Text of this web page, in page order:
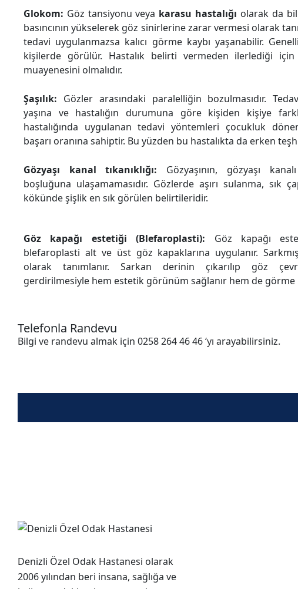
Glokom: Göz tansiyonu veya karasu hastalığı olarak da
basıncının yükselerek göz sinirlerine zarar vermesi olarak
tedavi uygulanmazsa kalıcı görme kaybı yaşanabilir.
kişilerde görülür. Hastalık belirti vermeden ilerlediği
muayenesini olmalıdır.
Şaşılık: Gözler arasındaki paralelliğin bozulmasıdır.
yaşına ve hastalığın durumuna göre kişiden kişiye
hastalığında uygulanan tedavi yöntemleri çocukluk
başarı oranına sahiptir. Bu yüzden bu hastalıkta da erken
Gözyaşı kanal tıkanıklığı: Gözyaşının, gözyaşı
boşluğuna ulaşamamasıdır. Gözlerde aşırı sulanma, sık
kökünde şişlik en sık görülen belirtileridir.
Göz kapağı estetiği (Blefaroplasti): Göz kapağı
blefaroplasti alt ve üst göz kapaklarına uygulanır.
olarak tanımlanır. Sarkan derinin çıkarılıp göz
gerdirilmesiyle hem estetik görünüm sağlanır hem de görme
Telefonla Randevu
Bilgi ve randevu almak için 0258 264 46 46 ‘yı arayabilirsiniz.
Denizli Özel Odak Hastanesi olarak
2006 yılından beri insana, sağlığa ve